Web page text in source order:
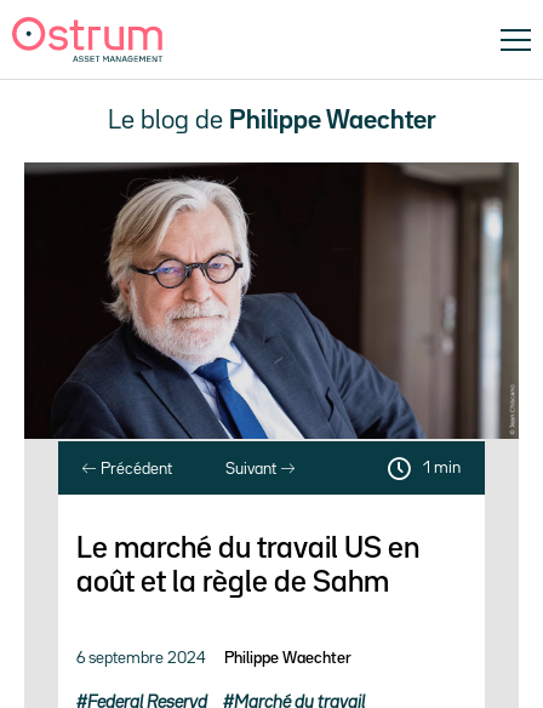
Le blog de Philippe Waechter
Précédent Suivant 1 min
Le marché du travail US en
août et la règle de Sahm
6 septembre 2024 Philippe Waechter
Federal Reservd Marché du travail